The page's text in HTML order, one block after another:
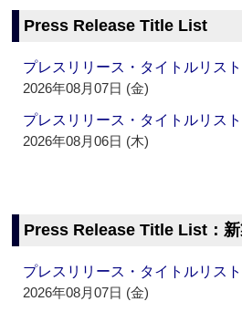
Press Release Title List
プレスリリース・タイトルリス
2026年08月07日 (金)
プレスリリース・タイトルリス
2026年08月06日 (木)
Press Release Title List：
プレスリリース・タイトルリス
2026年08月07日 (金)